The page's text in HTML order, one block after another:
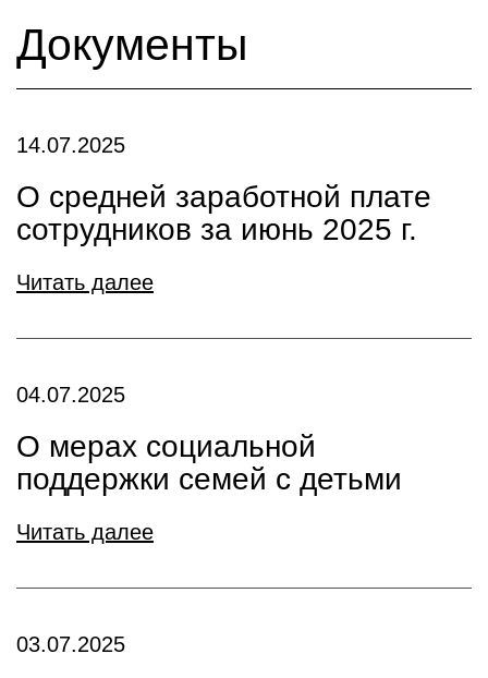
Документы
14.07.2025
О средней заработной плате
сотрудников за июнь 2025 г.
Читать далее
04.07.2025
О мерах социальной
поддержки семей с детьми
Читать далее
03.07.2025